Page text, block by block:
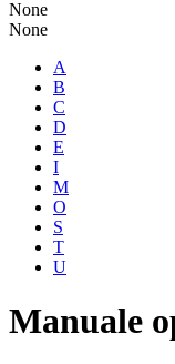
None
None
A
B
C
D
E
I
M
O
S
T
U
Manuale